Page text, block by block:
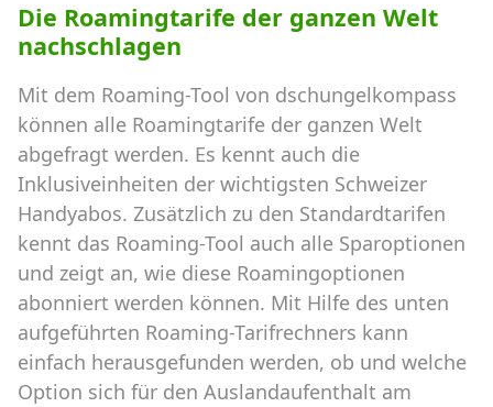
Die Roamingtarife der ganzen Welt
nachschlagen
Mit dem Roaming-Tool von dschungelkompass
können alle Roamingtarife der ganzen Welt
abgefragt werden. Es kennt auch die
Inklusiveinheiten der wichtigsten Schweizer
Handyabos. Zusätzlich zu den Standardtarifen
kennt das Roaming-Tool auch alle Sparoptionen
und zeigt an, wie diese Roamingoptionen
abonniert werden können. Mit Hilfe des unten
aufgeführten Roaming-Tarifrechners kann
einfach herausgefunden werden, ob und welche
Option sich für den Auslandaufenthalt am